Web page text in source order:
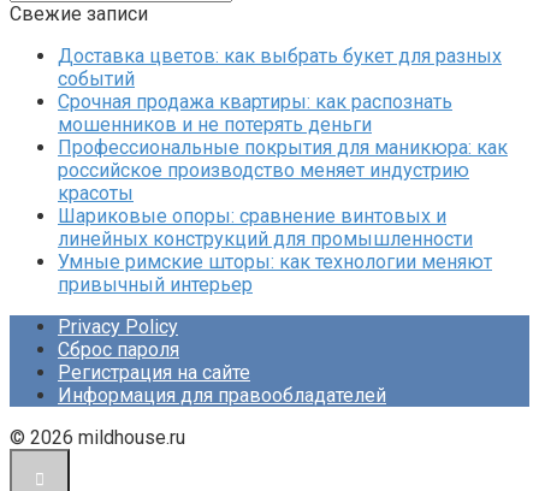
Свежие записи
Доставка цветов: как выбрать букет для разных
событий
Срочная продажа квартиры: как распознать
мошенников и не потерять деньги
Профессиональные покрытия для маникюра: как
российское производство меняет индустрию
красоты
Шариковые опоры: сравнение винтовых и
линейных конструкций для промышленности
Умные римские шторы: как технологии меняют
привычный интерьер
Privacy Policy
Сброс пароля
Регистрация на сайте
Информация для правообладателей
© 2026 mildhouse.ru